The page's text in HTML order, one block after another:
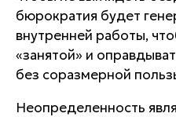
бюрократия будет
внутренней работы,
«занятой» и
без соразмерной
Неопределенность